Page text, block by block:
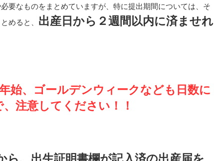
要なものをまとめていますが、特に提出期間については、そ
めると、 出産日から２週間以内に済ませれ
始、ゴールデンウィークなども日数に
注意してください！！
ら、出生証明書欄が記入済の出産届を